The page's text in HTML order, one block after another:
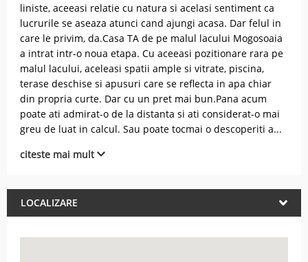
liniste, aceeasi relatie cu natura si acelasi sentiment ca
lucrurile se aseaza atunci cand ajungi acasa. Dar felul in
care le privim, da.Casa TA de pe malul lacului Mogosoaia
a intrat intr-o noua etapa. Cu aceeasi pozitionare rara pe
malul lacului, aceleasi spatii ample si vitrate, piscina,
terase deschise si apusuri care se reflecta in apa chiar
din propria curte. Dar cu un pret mai bun.Pana acum
poate ati admirat-o de la distanta si ati considerat-o mai
greu de luat in calcul. Sau poate tocmai o descoperiti a...
citeste mai mult
LOCALIZARE